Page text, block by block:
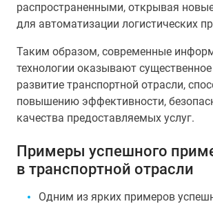
распространенными, открывая
для автоматизации логистических
Таким образом, современные
технологии оказывают
развитие транспортной отрасли,
повышению эффективности,
качества предоставляемых услуг.
Примеры успешного
в транспортной отрасли
Одним из ярких примеров